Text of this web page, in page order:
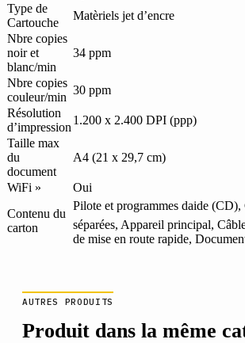
Type de
Cartouche
Matèriels jet d’encre
Nbre copies
noir et
blanc/min
34 ppm
Nbre copies
couleur/min
30 ppm
Résolution
d’impression
1.200 x 2.400 DPI (ppp)
Taille max
du
document
A4 (21 x 29,7 cm)
WiFi »
Oui
Contenu du
carton
Pilote et programmes daide (CD),
séparées, Appareil principal,
de mise en route rapide,
AUTRES PRODUITS
Produit dans la même